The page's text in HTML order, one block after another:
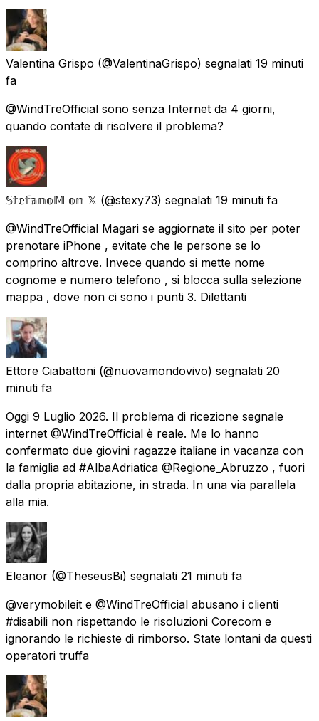
Valentina Grispo (@ValentinaGrispo) segnalati 19 minuti
fa
@WindTreOfficial sono senza Internet da 4 giorni,
quando contate di risolvere il problema?
𝕊𝕥𝕖𝕗𝕒𝕟𝕠𝕄 𝕠𝕟 𝕏 (@stexy73) segnalati 19 minuti fa
@WindTreOfficial Magari se aggiornate il sito per poter
prenotare iPhone , evitate che le persone se lo
comprino altrove. Invece quando si mette nome
cognome e numero telefono , si blocca sulla selezione
mappa , dove non ci sono i punti 3. Dilettanti
Ettore Ciabattoni (@nuovamondovivo) segnalati 20
minuti fa
Oggi 9 Luglio 2026. Il problema di ricezione segnale
internet @WindTreOfficial è reale. Me lo hanno
confermato due giovini ragazze italiane in vacanza con
la famiglia ad #AlbaAdriatica @Regione_Abruzzo , fuori
dalla propria abitazione, in strada. In una via parallela
alla mia.
Eleanor (@TheseusBi) segnalati 21 minuti fa
@verymobileit e @WindTreOfficial abusano i clienti
#disabili non rispettando le risoluzioni Corecom e
ignorando le richieste di rimborso. State lontani da questi
operatori truffa